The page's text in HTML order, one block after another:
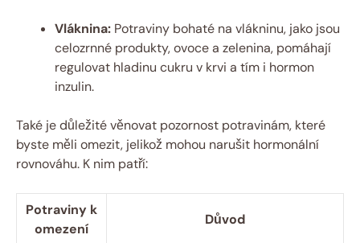
Vláknina: Potraviny bohaté na vlákninu, jako jsou
celozrnné produkty, ovoce a zelenina, pomáhají
regulovat hladinu cukru v krvi a tím i hormon
inzulin.
Také je důležité věnovat pozornost potravinám, které
byste měli omezit, jelikož mohou narušit hormonální
rovnováhu. K nim patří:
Potraviny k
omezení
Důvod